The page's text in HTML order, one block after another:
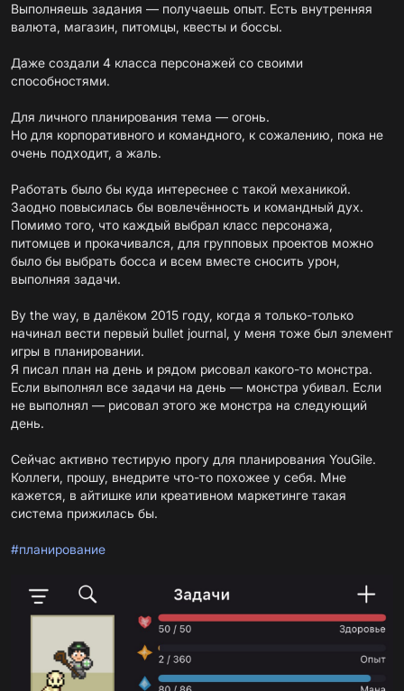
Выполняешь задания — получаешь опыт. Есть внутренняя
валюта, магазин, питомцы, квесты и боссы.
Даже создали 4 класса персонажей со своими
способностями.
Для личного планирования тема — огонь.
Но для корпоративного и командного, к сожалению, пока не
очень подходит, а жаль.
Работать было бы куда интереснее с такой механикой.
Заодно повысилась бы вовлечённость и командный дух.
Помимо того, что каждый выбрал класс персонажа,
питомцев и прокачивался, для групповых проектов можно
было бы выбрать босса и всем вместе сносить урон,
выполняя задачи.
By the way, в далёком 2015 году, когда я только-только
начинал вести первый bullet journal, у меня тоже был элемент
игры в планировании.
Я писал план на день и рядом рисовал какого-то монстра.
Если выполнял все задачи на день — монстра убивал. Если
не выполнял — рисовал этого же монстра на следующий
день.
Сейчас активно тестирую прогу для планирования YouGile.
Коллеги, прошу, внедрите что-то похожее у себя. Мне
кажется, в айтишке или креативном маркетинге такая
система прижилась бы.
#планирование